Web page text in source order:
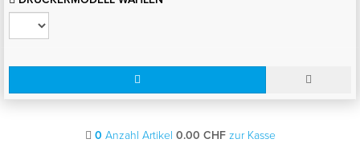
0 Anzahl Artikel 0.00 CHF zur Kasse